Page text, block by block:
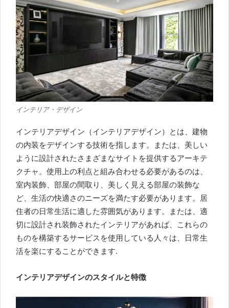
インテリア・デザイン
インテリアデザイン（インテリアデザイン）とは、建物
の内装をデザインする技術を指します。
または、美しい
ように設計されたさまざまなサイトを提供するアーキテ
クチャ。 使用上の利点と組み合わせる必要があるのは、
室内装飾、部屋の間取り、美しく見える部屋の装飾な
ど、生活の快適さのニーズを満たす必要があります。居
住者の日常生活に適した雰囲気があります。
または、適
切に設計され装飾されたインテリアがあれば、これらの
ものを構築するサービスを使用している人々は、日常生
活を楽にすることができます.
インテリアデザインのスタイルと特徴